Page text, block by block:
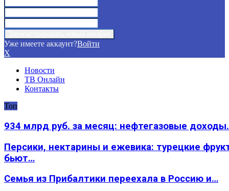
Уже имеете аккаунт?Войти
X
Новости
ТВ Онлайн
Контакты
Топ
934 млрд руб. за месяц: нефтегазовые
Персики, нектарины и ежевика: турецкие
бьют…
Семья из Прибалтики переехала в Россию и…